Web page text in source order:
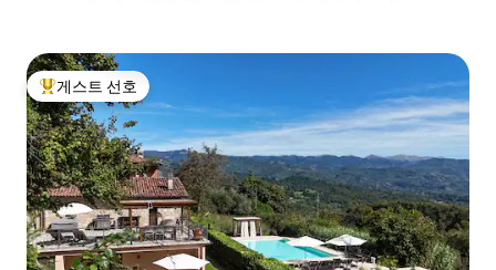
상위 게스트 선호
게스트 선호